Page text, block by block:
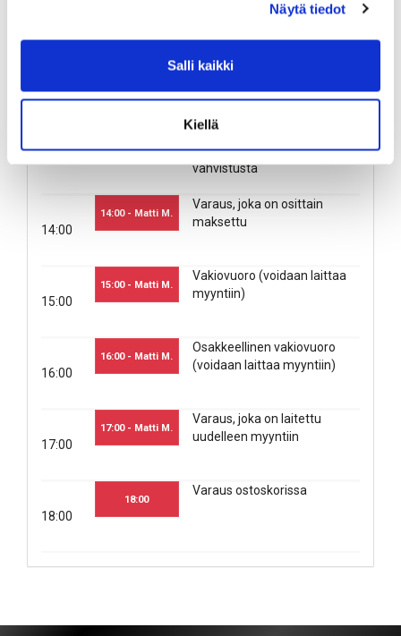
Näytä tiedot
Salli kaikki
Kiellä
14:00
15:00
16:00
17:00
18:00
12:00 - Matti M.
14:00 - Matti M.
15:00 - Matti M.
16:00 - Matti M.
17:00 - Matti M.
18:00
Maksettu ja vahvistettu
Käyttäjän tekemä varaus
Varaus, josta puuttuu maksu
tai maksu odottaa
vahvistusta
Varaus, joka on osittain
maksettu
Vakiovuoro (voidaan laittaa
myyntiin)
Osakkeellinen vakiovuoro
(voidaan laittaa myyntiin)
Varaus, joka on laitettu
uudelleen myyntiin
Varaus ostoskorissa